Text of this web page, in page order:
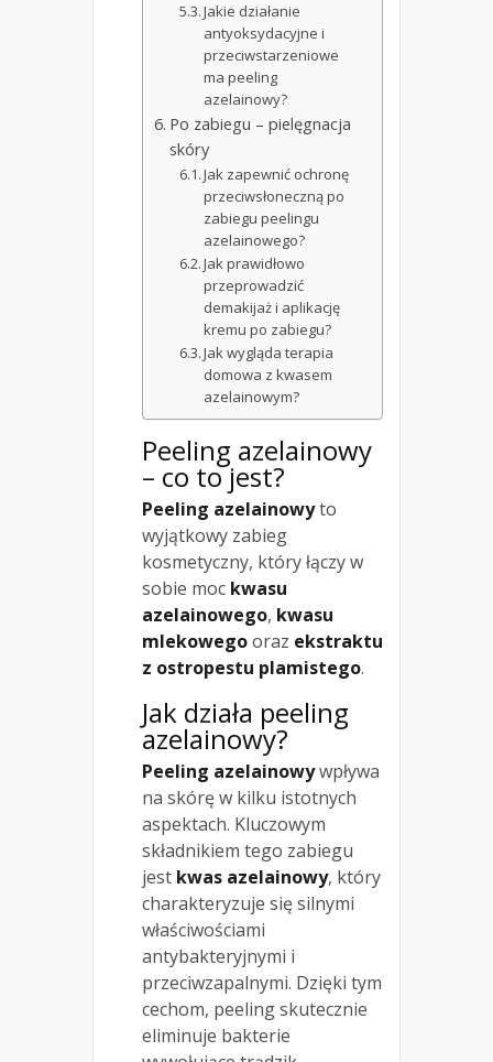
Jakie działanie
antyoksydacyjne i
przeciwstarzeniowe
ma peeling
azelainowy?
Po zabiegu – pielęgnacja
skóry
Jak zapewnić ochronę
przeciwsłoneczną po
zabiegu peelingu
azelainowego?
Jak prawidłowo
przeprowadzić
demakijaż i aplikację
kremu po zabiegu?
Jak wygląda terapia
domowa z kwasem
azelainowym?
Peeling azelainowy
– co to jest?
Peeling azelainowyto
wyjątkowy zabieg
kosmetyczny, który łączy w
sobie moc kwasu
azelainowego, kwasu
mlekowegooraz ekstraktu
z ostropestu plamistego.
Jak działa peeling
azelainowy?
Peeling azelainowywpływa
na skórę w kilku istotnych
aspektach. Kluczowym
składnikiem tego zabiegu
jest kwas azelainowy, który
charakteryzuje się silnymi
właściwościami
antybakteryjnymi i
przeciwzapalnymi. Dzięki tym
cechom, peeling skutecznie
eliminuje bakterie